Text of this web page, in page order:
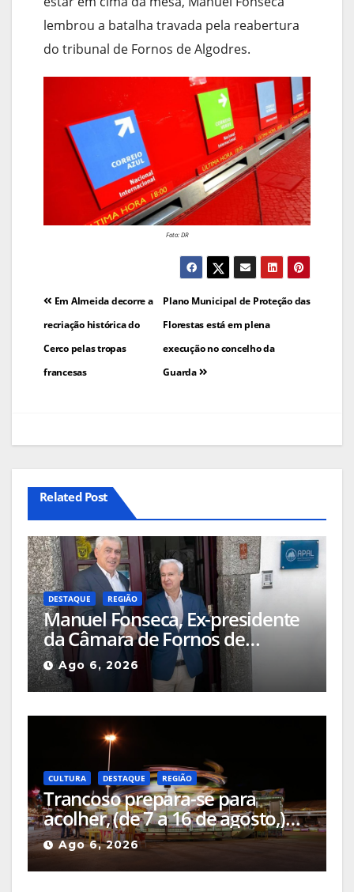
lembrou a batalha travada pela reabertura
do tribunal de Fornos de Algodres.
Foto: DR
Navegação
de
artigos
Plano Municipal de Proteção das
Florestas está em plena
execução no concelho da
Guarda
Em Almeida decorre a
recriação histórica do
Cerco pelas tropas
francesas
Related Post
DESTAQUE REGIÃO
Manuel Fonseca, Ex-presidente
da Câmara de Fornos de
Algodres foi nomeado Diretor
Delegado APAL-SIM (Águas
Públicas em Altitude, Serviços
Intermunicipalizados)
Ago 6, 2026
CULTURA DESTAQUE REGIÃO
Trancoso prepara-se para
acolher, (de 7 a 16 de agosto,)
mais uma edição da Feira de
São Bartolomeu, a feira franca
mais antiga do país
Ago 6, 2026